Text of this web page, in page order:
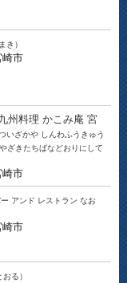
き）
崎市
州料理 かこみ庵 宮
いざかや しんわふうきゅう
ざきたちばなどおりにして
崎市
ー アンド レストラン なお
崎市
おる）